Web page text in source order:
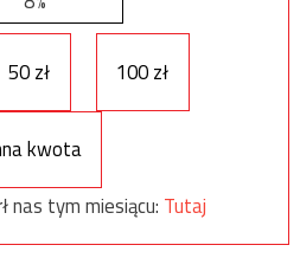
50 zł 100 zł
kwota
nas tym miesiącu: Tutaj